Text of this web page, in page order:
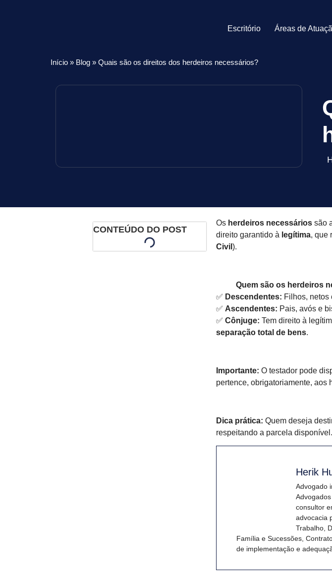
Escritório Áreas de
Início » Blog » Quais são os direitos dos herdeiros necessários?
CONTEÚDO DO POST
Os herdeiros necessários são
direito garantido à legítima, que
Civil).
Quem são os herdeiros
✅ Descendentes: Filhos, netos
✅ Ascendentes: Pais, avós e
✅Cônjuge: Tem direito à
separação total de bens.
Importante: O testador pode
pertence, obrigatoriamente, aos
Dica prática: Quem deseja
respeitando a parcela disponível.
Herik
Advogado
consultor
advocacia
Trabalho,
Família e Sucessões,
de implementação e